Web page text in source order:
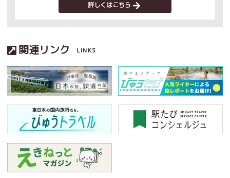
詳しくはこちら
関連リンク LINKS